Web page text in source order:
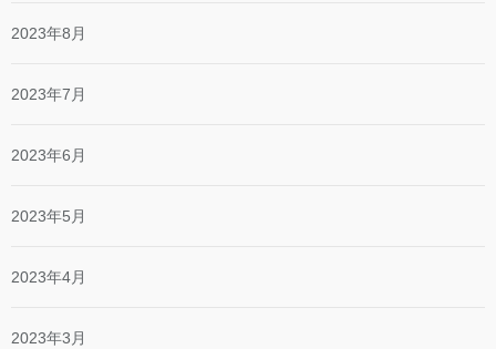
2023年8月
2023年7月
2023年6月
2023年5月
2023年4月
2023年3月